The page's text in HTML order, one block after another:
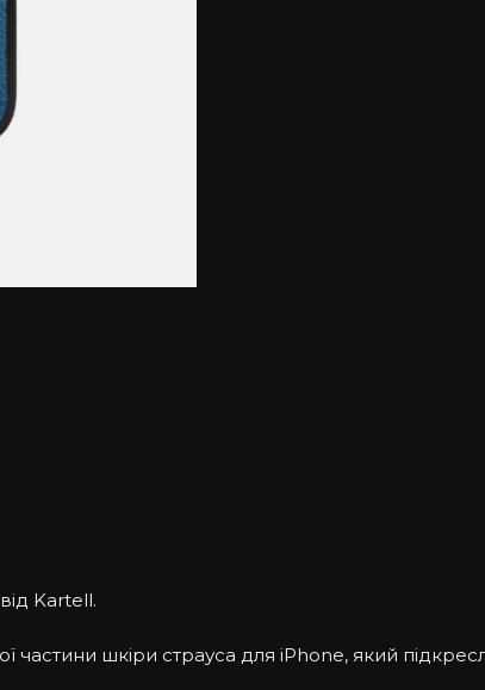
Kartell.
частини шкіри страуса для iPhone, який